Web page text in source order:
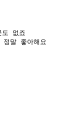
도 없죠
말 좋아해요